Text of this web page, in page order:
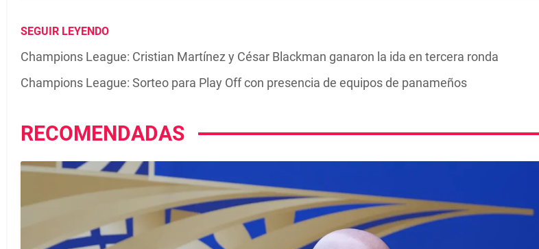
SEGUIR LEYENDO
Champions League: Cristian Martínez y César Blackman ganaron la ida en tercera ronda
Champions League: Sorteo para Play Off con presencia de equipos de panameños
RECOMENDADAS